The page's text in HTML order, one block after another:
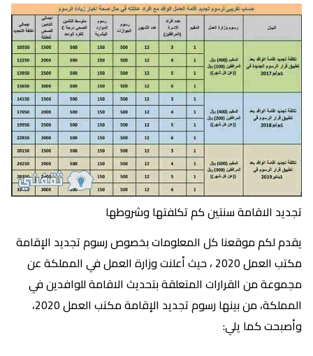
تجديد الاقامة سنتين كم تكلفتها وشروطها
يقدم لكم موقعنا كل المعلومات بخصوص رسوم تجديد الإقامة
مكتب العمل 2020 ، حيث أعلنت وزارة العمل في المملكة عن
مجموعة من القرارات المتعلقة بتحديث الاقامة للوافدين في
المملكة، من بينها رسوم تجديد الإقامة مكتب العمل 2020،
وأصبحت كما يلي: